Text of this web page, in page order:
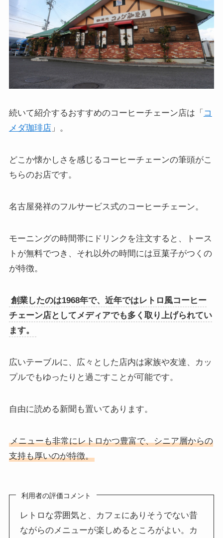
続いて紹介するおすすめのコーヒーチェーン店は「 コ
メダ珈琲店」。
どこか懐かしさを感じるコーヒーチェーンの筆頭がこ
ちらのお店です。
名古屋発祥のフルサービス式のコーヒーチェーン。
モーニングの時間帯にドリンクを注文すると、トース
トが無料でつき、それ以外の時間には豆菓子がつくの
が特徴。
創業したのは1968年で、近年ではレトロ風コーヒー
チェーン店としてメディアでも多く取り上げられてい
ます。
広いテーブルに、広々とした店内は家族や友達、カッ
プルでもゆったりと過ごすことが可能です。
自由に読める新聞も置いてあります。
メニューも非常にレトロかつ豊富で、シニア層からの
支持も厚いのが特徴。
利用者の評価コメント
レトロな雰囲気と、カフェにありそうでない昔
ながらのメニューが楽しめるところがよい。カ